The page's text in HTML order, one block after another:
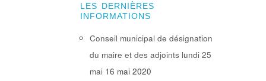
LES DERNIÈRES
INFORMATIONS
Conseil municipal de désignation
du maire et des adjoints lundi 25
mai 16 mai 2020